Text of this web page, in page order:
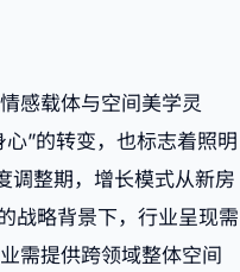
感载体与空间美学灵
”的转变，也标志着照明
调整期，增长模式从新房
战略背景下，行业呈现需
需提供跨领域整体空间